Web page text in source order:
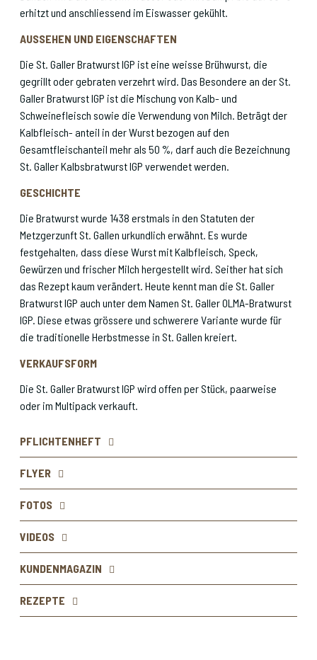
erhitzt und anschliessend im Eiswasser gekühlt.
AUSSEHEN UND EIGENSCHAFTEN
Die St. Galler Bratwurst IGP ist eine weisse Brühwurst, die
gegrillt oder gebraten verzehrt wird. Das Besondere an der St.
Galler Bratwurst IGP ist die Mischung von Kalb- und
Schweinefleisch sowie die Verwendung von Milch. Beträgt der
Kalbfleisch- anteil in der Wurst bezogen auf den
Gesamtfleischanteil mehr als 50 %, darf auch die Bezeichnung
St. Galler Kalbsbratwurst IGP verwendet werden.
GESCHICHTE
Die Bratwurst wurde 1438 erstmals in den Statuten der
Metzgerzunft St. Gallen urkundlich erwähnt. Es wurde
festgehalten, dass diese Wurst mit Kalbfleisch, Speck,
Gewürzen und frischer Milch hergestellt wird. Seither hat sich
das Rezept kaum verändert. Heute kennt man die St. Galler
Bratwurst IGP auch unter dem Namen St. Galler OLMA-Bratwurst
IGP. Diese etwas grössere und schwerere Variante wurde für
die traditionelle Herbstmesse in St. Gallen kreiert.
VERKAUFSFORM
Die St. Galler Bratwurst IGP wird offen per Stück, paarweise
oder im Multipack verkauft.
PFLICHTENHEFT
FLYER
FOTOS
VIDEOS
KUNDENMAGAZIN
REZEPTE